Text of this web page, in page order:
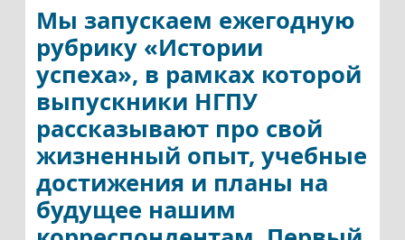
Мы запускаем ежегодную
рубрику «Истории
успеха», в рамках которой
выпускники НГПУ
рассказывают про свой
жизненный опыт, учебные
достижения и планы на
будущее нашим